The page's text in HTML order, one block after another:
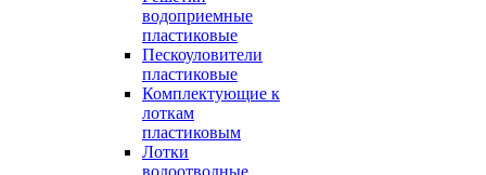
водоприемные
пластиковые
Пескоуловители
пластиковые
Комплектующие к
лоткам
пластиковым
Лотки
водоотводные